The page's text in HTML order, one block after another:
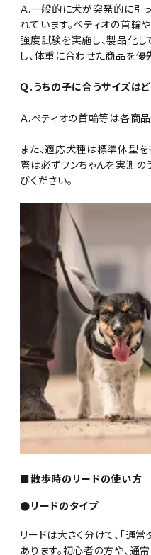
Ａ.一般的に犬が突発的に引
れています。ペティオの首輪
強度試験を実施し、製品化し
し、体重に合わせた商品を優
Ｑ.うちの子に合うサイズはど
Ａ.ぺティオの首輪等は各商
また、適応犬種は標準体型を
際は必ずワンちゃんを実測の
びください。
■散歩時のリードの使い方
●リードのタイプ
リードは大きく分けて、「通
あります。初心者の方や、通